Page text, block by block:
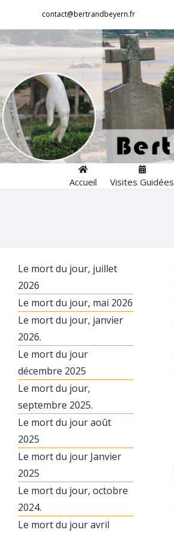
contenu
contact@bertrandbeyern.fr
Accueil Visites Guidées
Le mort du jour, juillet
2026
Le mort du jour, mai 2026
Le mort du jour, janvier
2026.
Le mort du jour
décembre 2025
Le mort du jour,
septembre 2025.
Le mort du jour août
2025
Le mort du jour Janvier
2025
Le mort du jour, octobre
2024.
Le mort du jour avril